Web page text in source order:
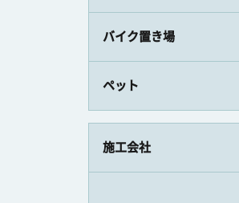
バイク置き場
ペット
施工会社